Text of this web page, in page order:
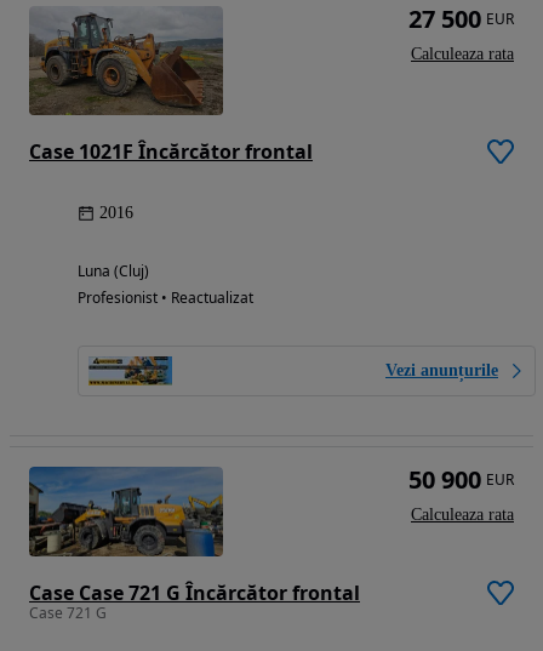
Case 1021F Încărcător frontal
2016
Luna (Cluj)
Profesionist • Reactualizat
Vezi anunțurile
27 500 EUR
Calculeaza rata
Case Case 721 G Încărcător frontal
Case 721 G
50 900 EUR
Calculeaza rata